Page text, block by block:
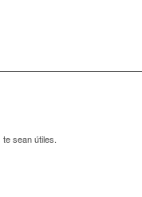
sean útiles.